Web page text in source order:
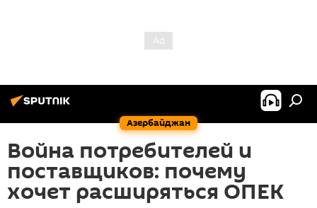
Азербайджан
Война потребителей и
поставщиков: почему
хочет расширяться ОПЕК